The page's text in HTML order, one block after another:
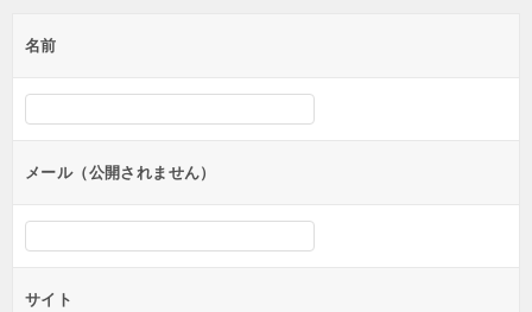
ー
シ
ン
名前
メール（公開されません）
サイト